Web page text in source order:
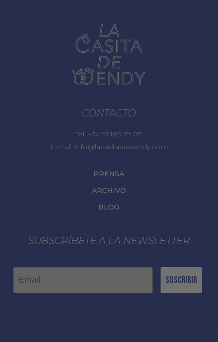
CONTACTO
Tel: +34 91 189 79 07
E-mail: info@lacasitadewendy.com
PRENSA
ARCHIVO
BLOG
SUBSCRÍBETE A LA NEWSLETTER
Email
Suscribir